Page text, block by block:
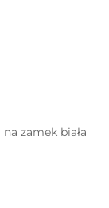
zamek biała